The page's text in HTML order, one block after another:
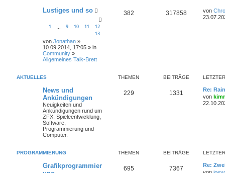
Lustiges und so
1 9 10 11
12
13
von Jonathan »
10.09.2014, 17:05 » in
Community »
Allgemeines Talk-Brett
382 317858 von
AKTUELLES THEMEN BEITRÄGE
News und
Ankündigungen
Neuigkeiten und
Ankündigungen rund um
ZFX, Spieleentwicklung,
Software,
Programmierung und
Computer.
229 1331
Re:
von
PROGRAMMIERUNG THEMEN BEITRÄGE
Grafikprogrammier
695 7367
Re: